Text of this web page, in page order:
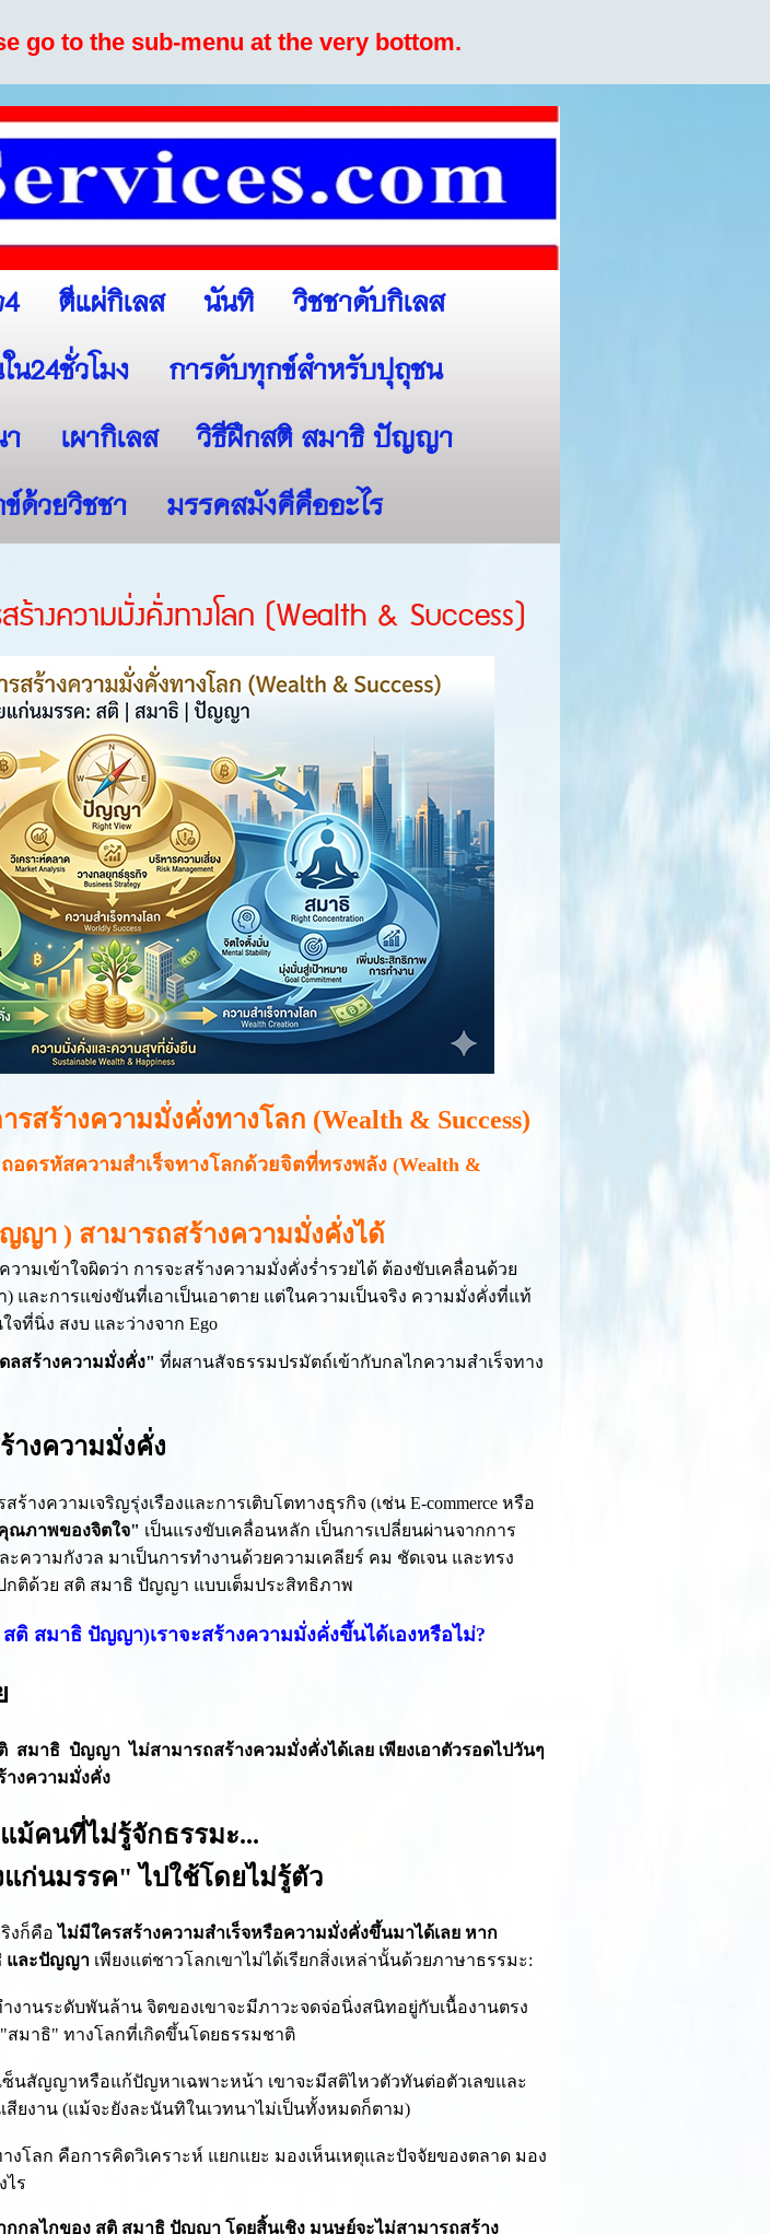
go to the sub-menu at the very bottom.
ตีแผ่กิเลส นันทิ
วิชชาดับกิเลส
24ชั่วโมง
การดับทุกข์สำหรับปุถุชน
เผากิเลส
วิธีฝึกสติ สมาธิ ปัญญา
ด้วยวิชชา มรรคสมังคีคืออะไร
สร้างความมั่งคั่งทางโลก (Wealth & Success)
รสร้างความมั่งคั่งทางโลก (Wealth & Success)
ถอดรหัสความสำเร็จทางโลกด้วยจิตที่ทรงพลัง (Wealth &
ญา ) สามารถสร้างความมั่งคั่งได้
มเข้าใจผิดว่า การจะสร้างความมั่งคั่งร่ำรวยได้ ต้องขับเคลื่อนด้วย
ละการแข่งขันที่เอาเป็นเอาตาย แต่ในความเป็นจริง ความมั่งคั่งที่แท้
จที่นิ่ง สงบ และว่างจาก Ego
ลสร้างความมั่งคั่ง" ที่ผสานสัจธรรมปรมัตถ์เข้ากับกลไกความสำเร็จทาง
างความมั่งคั่ง
ร้างความเจริญรุ่งเรืองและการเติบโตทางธุรกิจ (เช่น E-commerce หรือ
ณภาพของจิตใจ" เป็นแรงขับเคลื่อนหลัก เป็นการเปลี่ยนผ่านจากการ
ความกังวล มาเป็นการทำงานด้วยความเคลียร์ คม ชัดเจน และทรง
กติด้วย สติ สมาธิ ปัญญา แบบเต็มประสิทธิภาพ
ติ สมาธิ ปัญญา)เราจะสร้างความมั่งคั่งขึ้นได้เองหรือไม่?
มาธิ ปํญญา ไม่สามารถสร้างควมมั่งคั่งได้เลย เพียงเอาตัวรอดไปวันๆ
างความมั่งคั่ง
ม้คนที่ไม่รู้จักธรรมะ...
ก่นมรรค" ไปใช้โดยไม่รู้ตัว
ริงก็คือไม่มีใครสร้างความสำเร็จหรือความมั่งคั่งขึ้นมาได้เลย หาก
และปัญญา เพียงแต่ชาวโลกเขาไม่ได้เรียกสิ่งเหล่านั้นด้วยภาษาธรรมะ:
งานระดับพันล้าน จิตของเขาจะมีภาวะจดจ่อนิ่งสนิทอยู่กับเนื้องานตรง
สมาธิ" ทางโลกที่เกิดขึ้นโดยธรรมชาติ
เซ็นสัญญาหรือแก้ปัญหาเฉพาะหน้า เขาจะมีสติไหวตัวทันต่อตัวเลขและ
ยงาน (แม้จะยังละนันทิในเวทนาไม่เป็นทั้งหมดก็ตาม)
งโลก คือการคิดวิเคราะห์ แยกแยะ มองเห็นเหตุและปัจจัยของตลาด มอง
ไร
กลไกของ สติ สมาธิ ปัญญา โดยสิ้นเชิง มนุษย์จะไม่สามารถสร้าง